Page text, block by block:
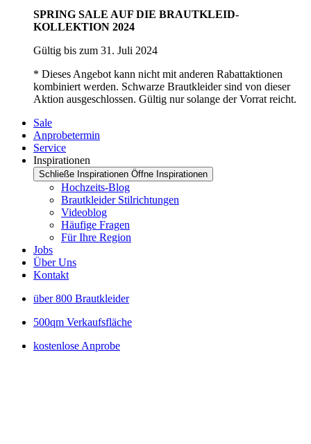
SPRING SALE AUF DIE BRAUTKLEID-
KOLLEKTION 2024
Gültig bis zum 31. Juli 2024
* Dieses Angebot kann nicht mit anderen Rabattaktionen
kombiniert werden. Schwarze Brautkleider sind von dieser
Aktion ausgeschlossen. Gültig nur solange der Vorrat reicht.
Sale
Anprobetermin
Service
Inspirationen
Schließe Inspirationen Öffne Inspirationen
Hochzeits-Blog
Brautkleider Stilrichtungen
Videoblog
Häufige Fragen
Für Ihre Region
Jobs
Über Uns
Kontakt
über 800 Brautkleider
500qm Verkaufsfläche
kostenlose Anprobe